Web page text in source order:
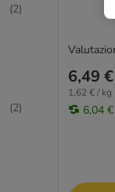
(2)
(2)
6,49 €
1,62 € / kg
6,04 €